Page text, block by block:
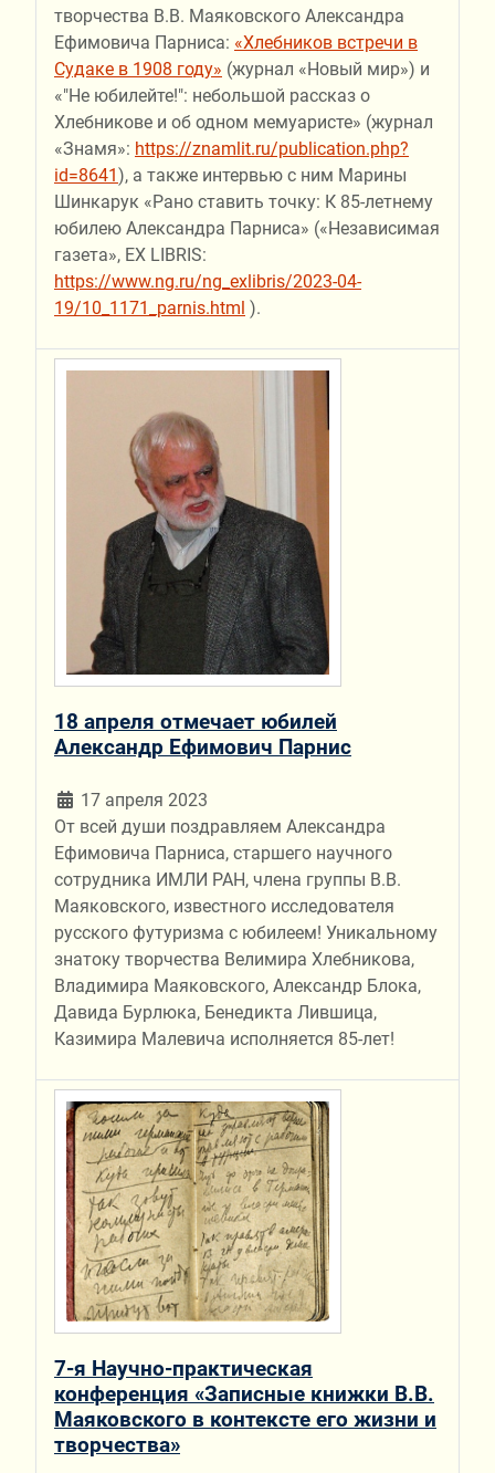
творчества В.В. Маяковского Александра
Ефимовича Парниса: «Хлебников встречи в
Судаке в 1908 году» (журнал «Новый мир») и
«"Не юбилейте!": небольшой рассказ о
Хлебникове и об одном мемуаристе» (журнал
«Знамя»: https://znamlit.ru/publication.php?
id=8641), а также интервью с ним Марины
Шинкарук «Рано ставить точку: К 85-летнему
юбилею Александра Парниса» («Независимая
газета», EX LIBRIS:
https://www.ng.ru/ng_exlibris/2023-04-
19/10_1171_parnis.html ).
18 апреля отмечает юбилей
Александр Ефимович Парнис
17 апреля 2023
От всей души поздравляем Александра
Ефимовича Парниса, старшего научного
сотрудника ИМЛИ РАН, члена группы В.В.
Маяковского, известного исследователя
русского футуризма с юбилеем! Уникальному
знатоку творчества Велимира Хлебникова,
Владимира Маяковского, Александр Блока,
Давида Бурлюка, Бенедикта Лившица,
Казимира Малевича исполняется 85-лет!
7-я Научно-практическая
конференция «Записные книжки В.В.
Маяковского в контексте его жизни и
творчества»